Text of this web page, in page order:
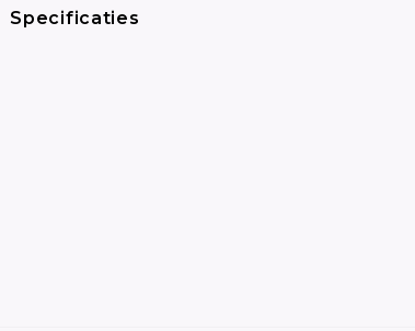
Specificaties